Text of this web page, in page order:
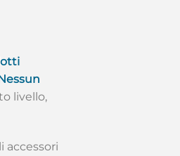
livello,
accessori